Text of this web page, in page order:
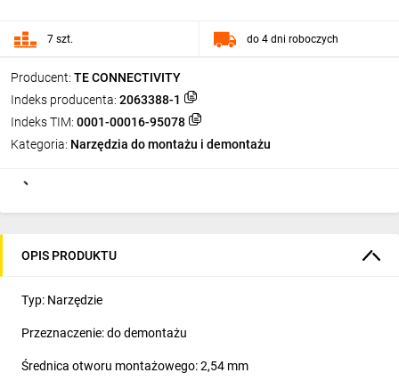
Producent: TE CONNECTIVITY
Indeks producenta: 2063388-1
Indeks TIM: 0001-00016-95078
Kategoria: Narzędzia do montażu i demontażu
7 szt. do 4 dni roboczych
OPIS PRODUKTU
Typ: Narzędzie
Przeznaczenie: do demontażu
Średnica otworu montażowego: 2,54 mm